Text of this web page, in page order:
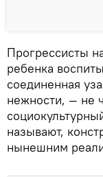
Прогрессисты
ребенка
соединенная
нежности, — не
называют,
нынешним